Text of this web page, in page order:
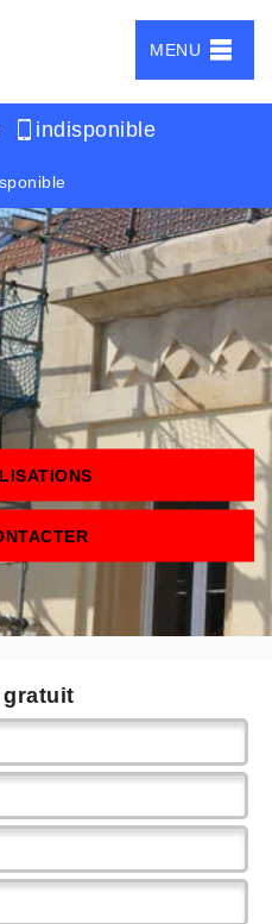
MENU
indisponible
gratuit